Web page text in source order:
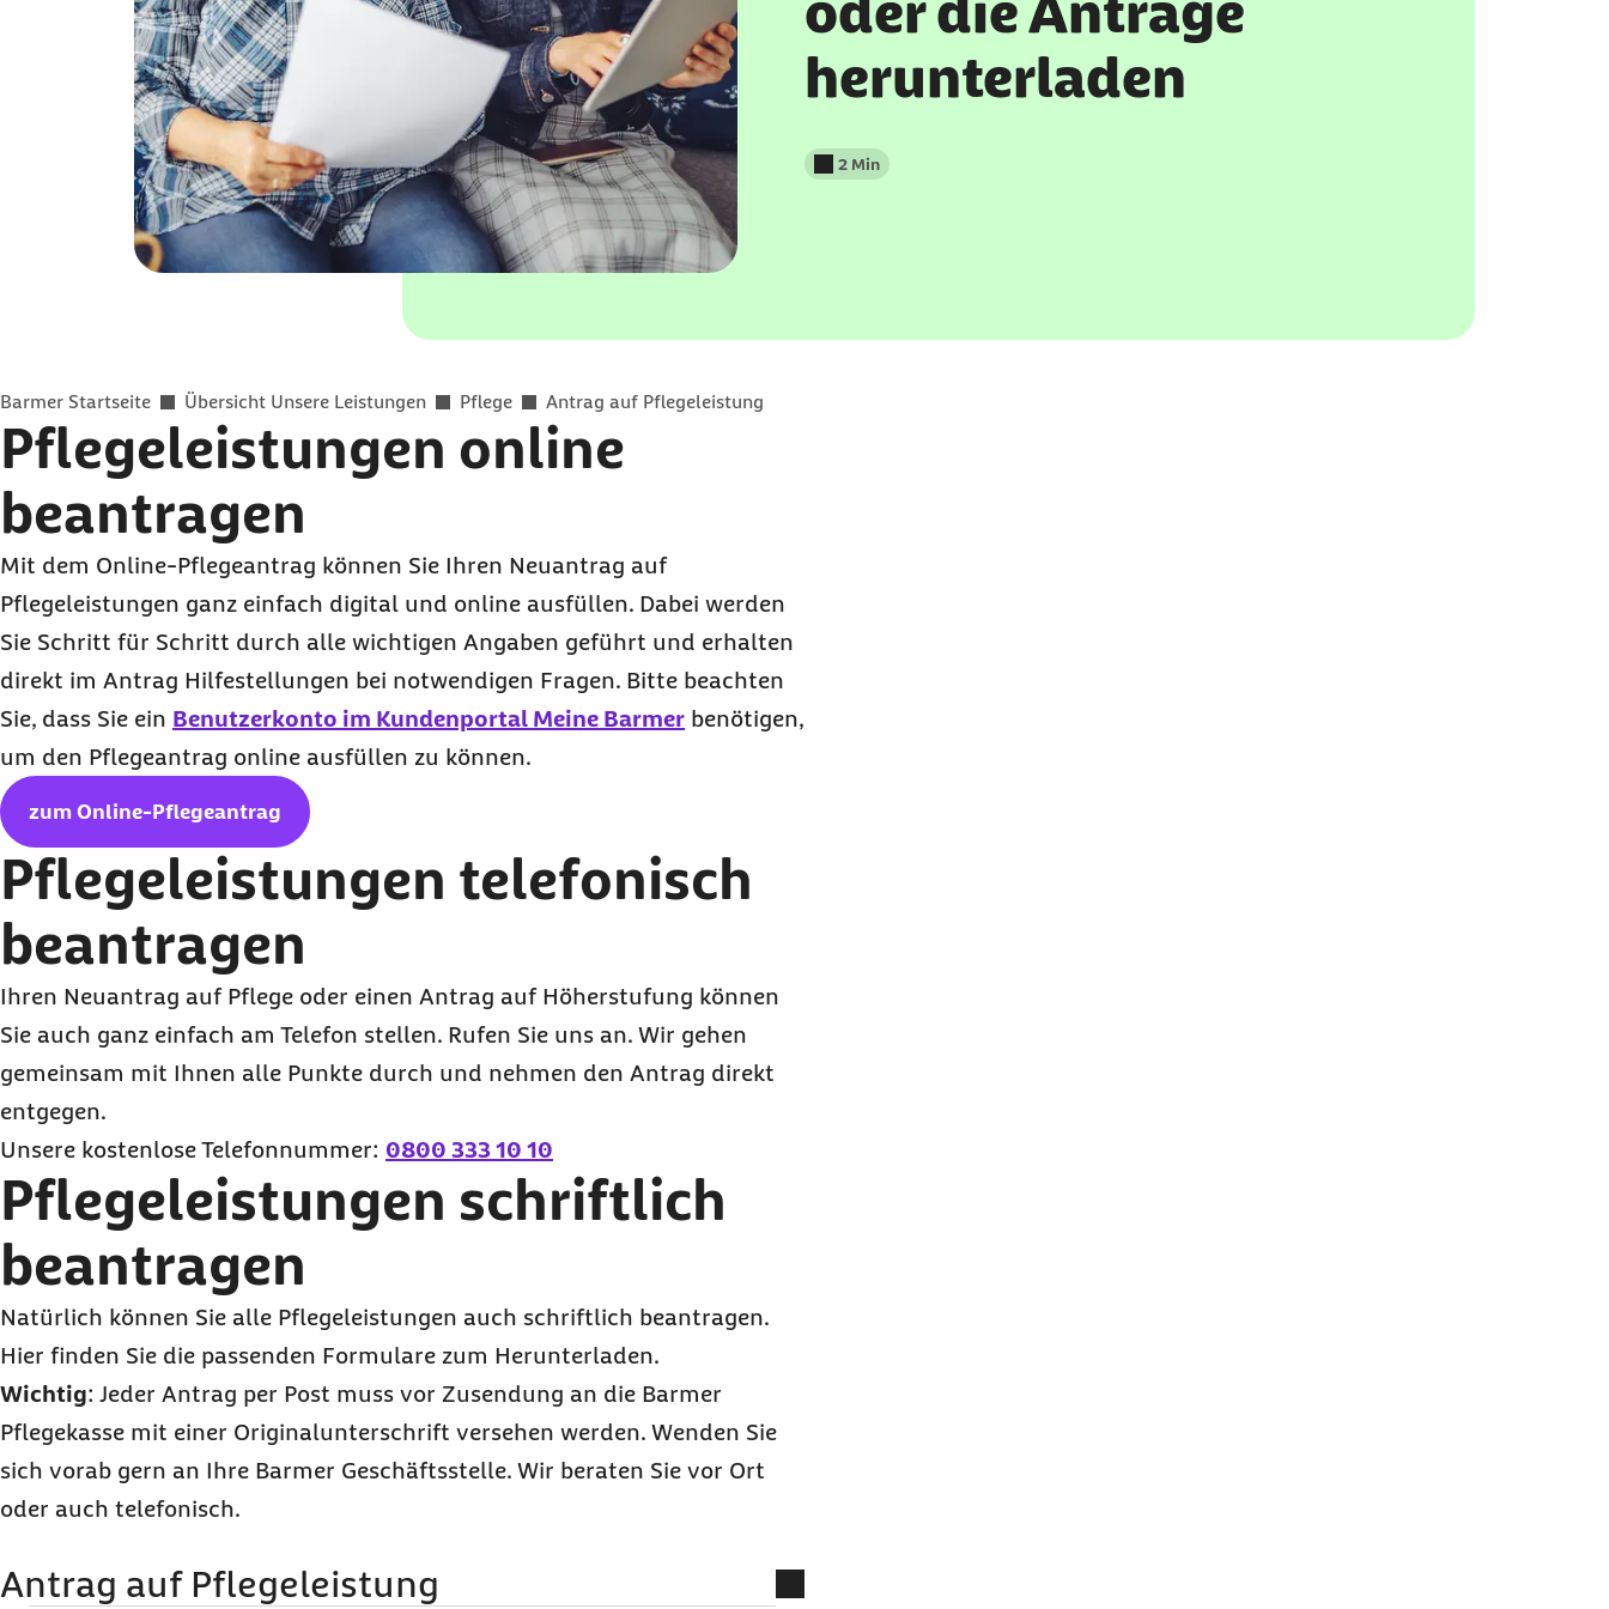
herunterladen
Lesedauer weniger als
2 Min
Sie befinden sich hier:
Barmer Startseite Übersicht Unsere Leistungen Pflege Antrag auf Pflegeleistung
Pflegeleistungen online
beantragen
Mit dem Online-Pflegeantrag können Sie Ihren Neuantrag auf
Pflegeleistungen ganz einfach digital und online ausfüllen. Dabei werden
Sie Schritt für Schritt durch alle wichtigen Angaben geführt und erhalten
direkt im Antrag Hilfestellungen bei notwendigen Fragen. Bitte beachten
Sie, dass Sie ein Benutzerkonto im Kundenportal Meine Barmer benötigen,
um den Pflegeantrag online ausfüllen zu können.
zum Online-Pflegeantrag
Pflegeleistungen telefonisch
beantragen
Ihren Neuantrag auf Pflege oder einen Antrag auf Höherstufung können
Sie auch ganz einfach am Telefon stellen. Rufen Sie uns an. Wir gehen
gemeinsam mit Ihnen alle Punkte durch und nehmen den Antrag direkt
entgegen.
Unsere kostenlose Telefonnummer: 0800 333 10 10
Pflegeleistungen schriftlich
beantragen
Natürlich können Sie alle Pflegeleistungen auch schriftlich beantragen.
Hier finden Sie die passenden Formulare zum Herunterladen.
Wichtig: Jeder Antrag per Post muss vor Zusendung an die Barmer
Pflegekasse mit einer Originalunterschrift versehen werden. Wenden Sie
sich vorab gern an Ihre Barmer Geschäftsstelle. Wir beraten Sie vor Ort
oder auch telefonisch.
Antrag auf Pflegeleistung